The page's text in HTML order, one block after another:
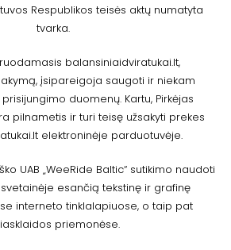
Respublikos teisės aktų numatyta
tvarka.
balansiniaidviratukai.lt,
įsipareigoja saugoti ir niekam
duomenų. Kartu, Pirkėjas
pilnametis ir turi teisę užsakyti prekes
elektroninėje parduotuvėje.
UAB „WeeRide Baltic“ sutikimo naudoti
esančią tekstinę ir grafinę
interneto tinklalapiuose, o taip pat
priemonėse.